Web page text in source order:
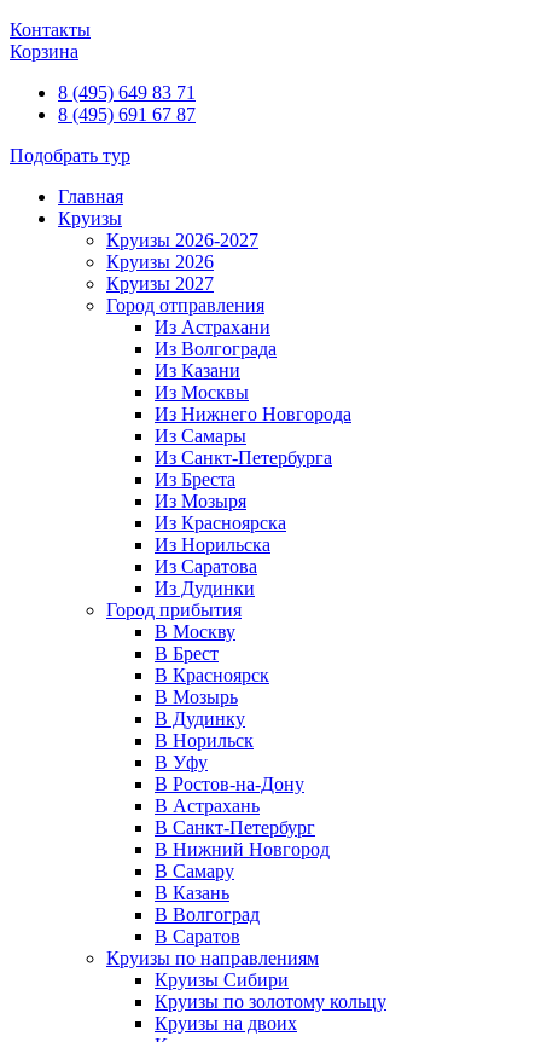
Контакты
Корзина
8 (495) 649 83 71
8 (495) 691 67 87
Подобрать тур
Главная
Круизы
Круизы 2026-2027
Круизы 2026
Круизы 2027
Город отправления
Из Астрахани
Из Волгограда
Из Казани
Из Москвы
Из Нижнего Новгорода
Из Самары
Из Санкт-Петербурга
Из Бреста
Из Мозыря
Из Красноярска
Из Норильска
Из Саратова
Из Дудинки
Город прибытия
В Москву
В Брест
В Красноярск
В Мозырь
В Дудинку
В Норильск
В Уфу
В Ростов-на-Дону
В Астрахань
В Санкт-Петербург
В Нижний Новгород
В Самару
В Казань
В Волгоград
В Саратов
Круизы по направлениям
Круизы Сибири
Круизы по золотому кольцу
Круизы на двоих